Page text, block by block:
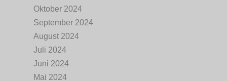
Oktober 2024
September 2024
August 2024
Juli 2024
Juni 2024
Mai 2024